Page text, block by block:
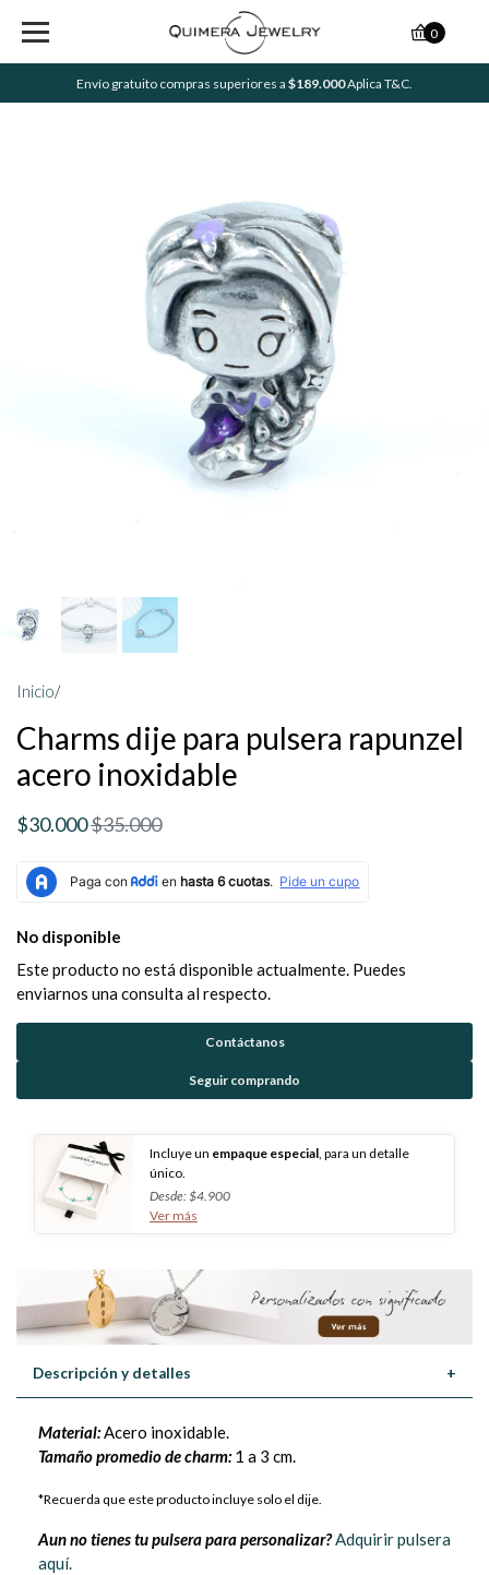
Envío gratuito compras superiores a $189.000Aplica T&C.
0
Inicio/
Charms dije para pulsera rapunzel
acero inoxidable
$30.000$35.000
No disponible
Este producto no está disponible actualmente. Puedes
enviarnos una consulta al respecto.
Contáctanos
Seguir comprando
Incluye un empaque especial , para un detalle
único.
Desde: $4.900
Ver más
Descripción y detalles +
Material:Acero inoxidable.
Tamaño promedio de charm:1 a 3 cm.
*Recuerda que este producto incluye solo el dije.
Aun no tienes tu pulsera para personalizar?Adquirir pulsera
aquí.